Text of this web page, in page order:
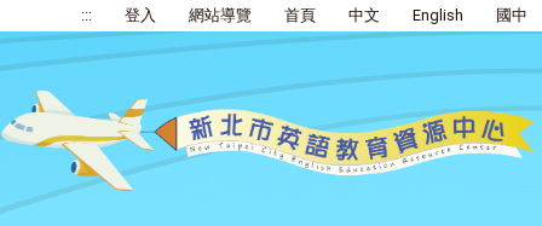
::: 登入 網站導覽 首頁 中文 English 國中